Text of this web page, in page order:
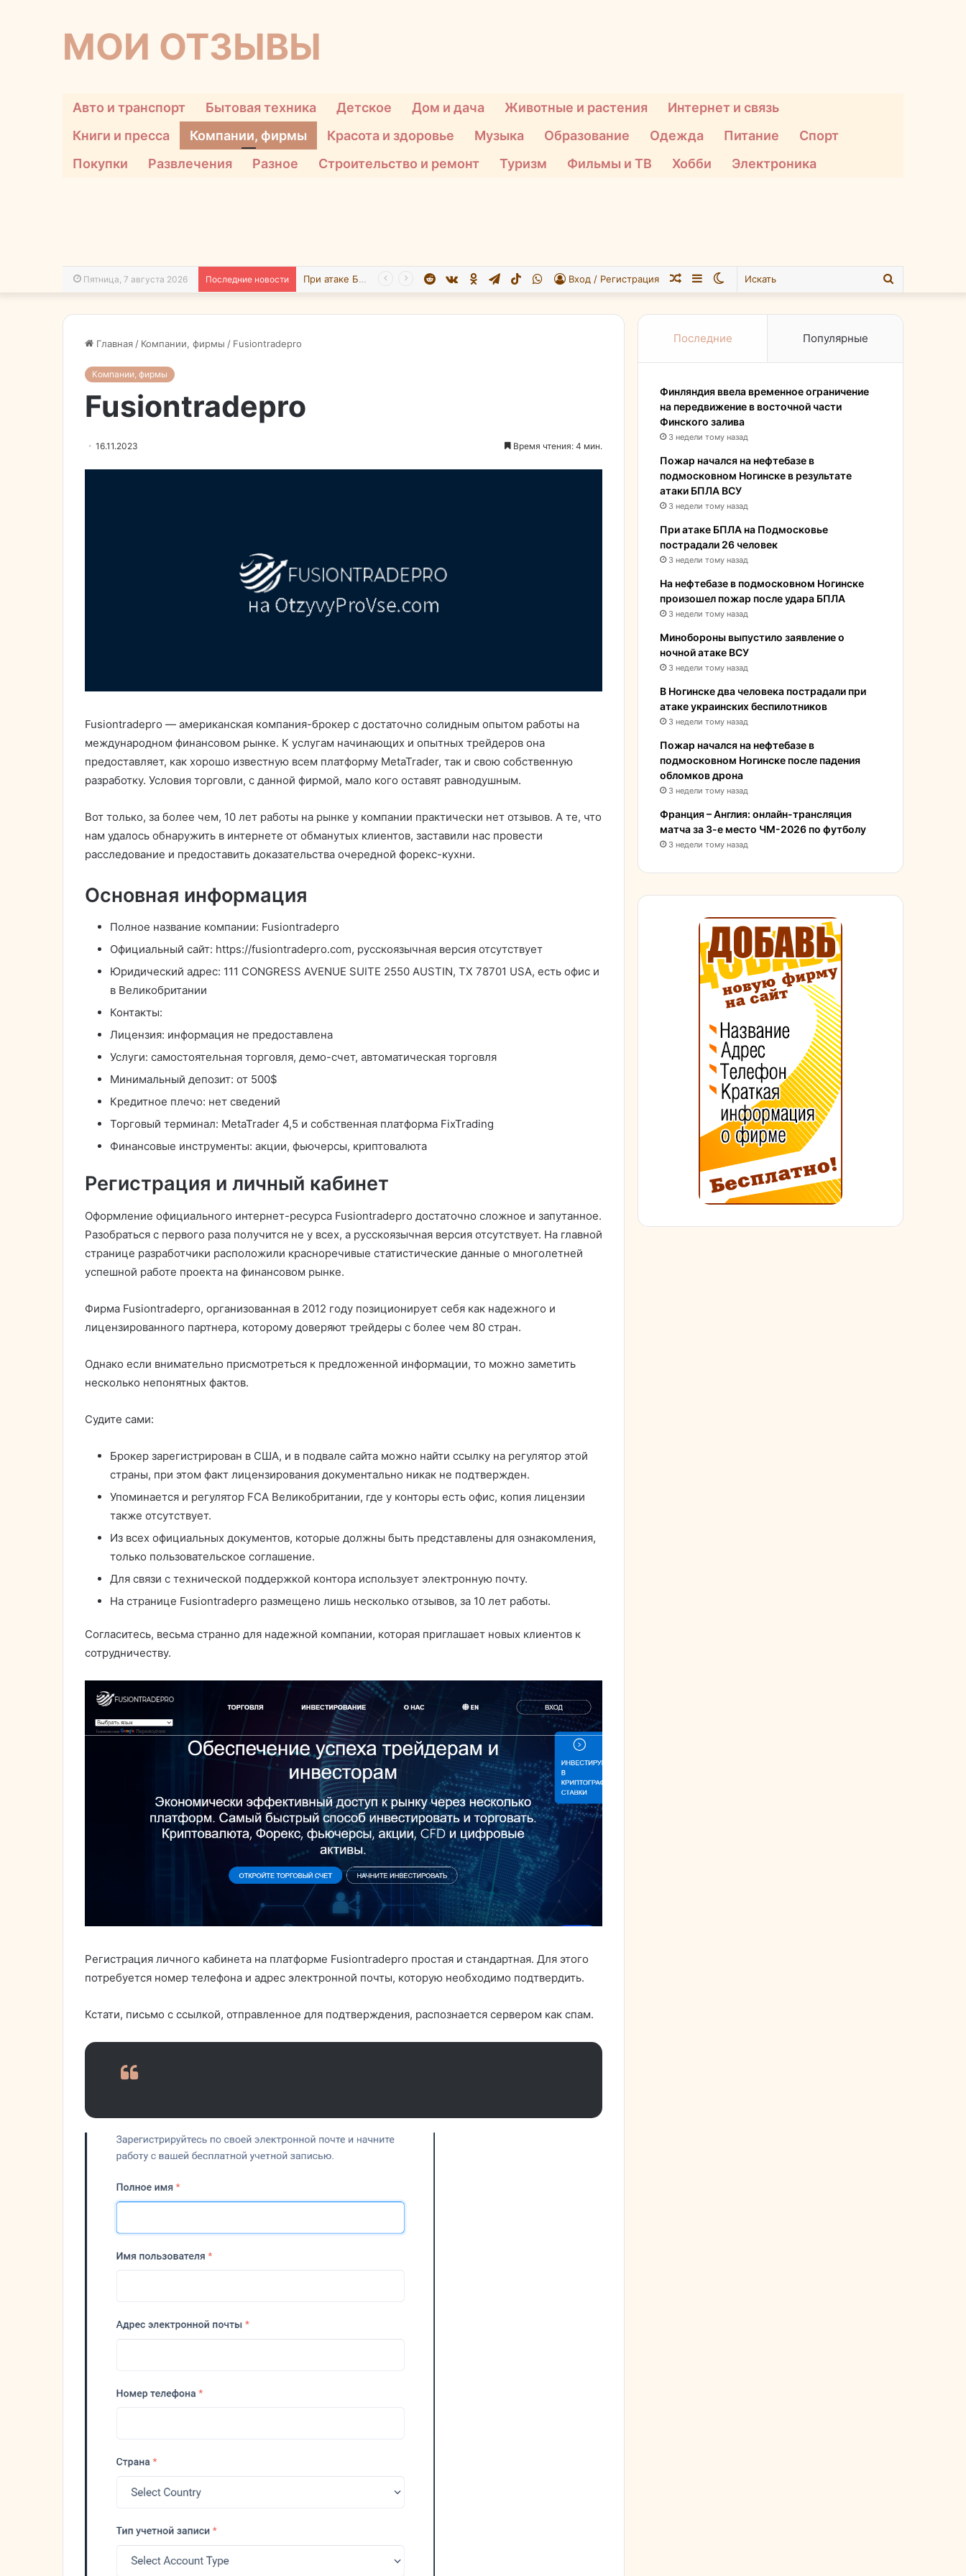
МОИ ОТЗЫВЫ
Авто и транспорт Бытовая техника Детское Дом и дача Животные и растения
Интернет и связь
Книги и пресса
Компании, фирмы Красота и здоровье Музыка Образование Одежда Питание
Спорт
Покупки
Развлечения Разное Строительство и ремонт Туризм Фильмы и ТВ Хобби Электроника
Пятница, 7 августа 2026 Последние новости При атаке БПЛА на Подмосковье пострадали 26 человек Искать
Switch
Sidebar
Случайная
Вход / Регистрация
WhatsApp
TikTok
Telegram
Одноклассники
vk.com
Reddit
Главная / Компании, фирмы / Fusiontradepro
Компании, фирмы
Fusiontradepro
16.11.2023 Время чтения: 4 мин.
Fusiontradepro — американская компания-брокер с достаточно солидным опытом работы на
международном финансовом рынке. К услугам начинающих и опытных трейдеров она
предоставляет, как хорошо известную всем платформу MetaTrader, так и свою собственную
разработку. Условия торговли, с данной фирмой, мало кого оставят равнодушным.
Вот только, за более чем, 10 лет работы на рынке у компании практически нет отзывов. А те, что
нам удалось обнаружить в интернете от обманутых клиентов, заставили нас провести
расследование и предоставить доказательства очередной форекс-кухни.
Основная информация
Полное название компании: Fusiontradepro
Официальный сайт: https://fusiontradepro.com, русскоязычная версия отсутствует
Юридический адрес: 111 CONGRESS AVENUE SUITE 2550 AUSTIN, TX 78701 USA, есть офис и
в Великобритании
Контакты:
Лицензия: информация не предоставлена
Услуги: самостоятельная торговля, демо-счет, автоматическая торговля
Минимальный депозит: от 500$
Кредитное плечо: нет сведений
Торговый терминал: MetaTrader 4,5 и собственная платформа FixTrading
Финансовые инструменты: акции, фьючерсы, криптовалюта
Регистрация и личный кабинет
Оформление официального интернет-ресурса Fusiontradepro достаточно сложное и запутанное.
Разобраться с первого раза получится не у всех, а русскоязычная версия отсутствует. На главной
странице разработчики расположили красноречивые статистические данные о многолетней
успешной работе проекта на финансовом рынке.
Фирма Fusiontradepro, организованная в 2012 году позиционирует себя как надежного и
лицензированного партнера, которому доверяют трейдеры с более чем 80 стран.
Однако если внимательно присмотреться к предложенной информации, то можно заметить
несколько непонятных фактов.
Судите сами:
Брокер зарегистрирован в США, и в подвале сайта можно найти ссылку на регулятор этой
страны, при этом факт лицензирования документально никак не подтвержден.
Упоминается и регулятор FCA Великобритании, где у конторы есть офис, копия лицензии
также отсутствует.
Из всех официальных документов, которые должны быть представлены для ознакомления,
только пользовательское соглашение.
Для связи с технической поддержкой контора использует электронную почту.
На странице Fusiontradepro размещено лишь несколько отзывов, за 10 лет работы.
Согласитесь, весьма странно для надежной компании, которая приглашает новых клиентов к
сотрудничеству.
Регистрация личного кабинета на платформе Fusiontradepro простая и стандартная. Для этого
потребуется номер телефона и адрес электронной почты, которую необходимо подтвердить.
Кстати, письмо с ссылкой, отправленное для подтверждения, распознается сервером как спам.
Последние Популярные
Финляндия ввела временное ограничение
на передвижение в восточной части
Финского залива
3 недели тому назад
Пожар начался на нефтебазе в
подмосковном Ногинске в результате
атаки БПЛА ВСУ
3 недели тому назад
При атаке БПЛА на Подмосковье
пострадали 26 человек
3 недели тому назад
На нефтебазе в подмосковном Ногинске
произошел пожар после удара БПЛА
3 недели тому назад
Минобороны выпустило заявление о
ночной атаке ВСУ
3 недели тому назад
В Ногинске два человека пострадали при
атаке украинских беспилотников
3 недели тому назад
Пожар начался на нефтебазе в
подмосковном Ногинске после падения
обломков дрона
3 недели тому назад
Франция – Англия: онлайн-трансляция
матча за 3-е место ЧМ-2026 по футболу
3 недели тому назад